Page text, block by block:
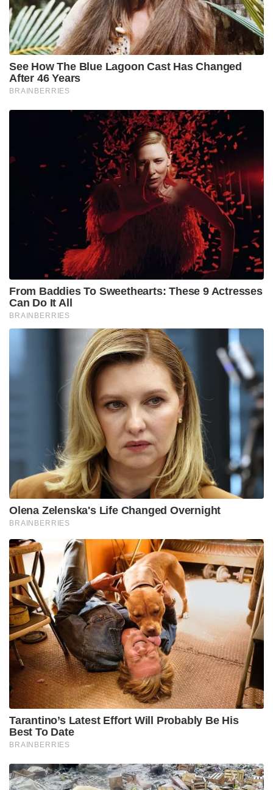
രാജ്യത്തെ മറ്റൊരു വിദ്യാഭ്യാസ സ്ഥാപനത്തിലും
പ്രവേശനം നൽകരുതെന്നും റിപ്പോർട്ടിൽ
ശുപാർശയുണ്ട്.
ഉദ്യോഗസ്ഥർക്കെതിരെയും ആരോപണം
കേസുമായി ബന്ധപ്പെട്ട് സർവകലാശാലയിലെ ചില
ഉന്നത ഉദ്യോഗസ്ഥർക്കെതിരെയും ഗുരുതരമായ
ആരോപണങ്ങൾ നിലനിൽക്കുന്നു. വൈസ്
ചാൻസലറുടെ പ്രൈവറ്റ് സെക്രട്ടറിയും നിയമവിഭാഗം
മേധാവിയുമായിരുന്ന ഒരൂ ഉദ്യോഗസ്ഥ, കേസിൽ
ഉൾപ്പെട്ട സ്വന്തം മകന്റെ ശിക്ഷ റദ്ദാക്കാൻ ഔദ്യോഗിക
പദവി ദുരുപയോഗം ചെയ്തതായി ആരോപണമുണ്ട്.
ഇവർക്കെതിരെ നടപടിയെടുക്കുന്നതിന് പകരം
സ്ഥാനക്കയറ്റം നൽകി നിയമിച്ചതായും റിപ്പോർട്ടുകൾ
പറയുന്നു. കോളേജ് ഡീനിന്റെയും അസിസ്റ്റന്റ്
വാർഡന്റെയും പങ്കന്വേഷിക്കാൻ നിയോഗിച്ച
സമിതിയുടെ റിപ്പോർട്ട് സർവകലാശാല
പരിഗണിച്ചില്ലെന്നും ആരോപണമുണ്ട്. കൂടാതെ, ആന്റി
റാഗിംഗ് കമ്മിറ്റി ചെയർമാനായ രജിസ്ട്രാർ,
ഹോസ്റ്റലുകളിൽ സുരക്ഷാ സംവിധാനങ്ങൾ
ഒരുക്കുന്നതിൽ വീഴ്ച വരുത്തിയെന്നും, രാഷ്ട്രീയ
സമ്മർദ്ദം മൂലം അദ്ദേഹത്തിന്റെ പങ്ക്
അന്വേഷിക്കപ്പെട്ടില്ലെന്നും സസ്പെൻഷനിലായ മറ്റ്
ഉദ്യോഗസ്ഥർ മൊഴി നൽകിയിട്ടുണ്ട്.
റാഗിംഗ് കേരളത്തിൽ
സിദ്ധാർത്ഥന്റെ ദാരുണമായ മരണം നടന്ന് ഒരു വർഷം
പിന്നിടുമ്പോൾ കഴിഞ്ഞ വർഷം മാത്രം കേരളത്തിൽ
47 റാഗിംഗ് കേസുകളാണ് റിപ്പോർട്ട് ചെയ്യപ്പെട്ടത്.
കഴിഞ്ഞ 20 വർഷത്തിനിടെ ഒരു റാഗിംഗ് കേസിൽ
മാത്രമാണ് പ്രതികൾ ശിക്ഷിക്കപ്പെട്ടതെന്ന വസ്തുത
ഇത്തരം ക്രൂരതകൾ ആവർത്തിക്കാൻ
പ്രേരണയാകുന്നു എന്ന് സാമൂഹ്യ നിരീക്ഷകർ
ചൂണ്ടിക്കാട്ടുന്നു. സിദ്ധാർത്ഥൻ കേസിൽ പ്രതികളെ
സർവകലാശാലയിൽ നിന്ന് പു റത്താക്കാൻ പോലും
ഒരു വർഷമെടുത്തു. ഏകമകൻ ഇല്ലാതെയായ ആ
കുടുംബത്തിന് ഇപ്പോഴും നീതി അകലെയാണ്. ഒരു
പ്രതിക്ക് പോലും ശിക്ഷ വാങ്ങിക്കൊടുക്കാൻ
ഇതുവരെ സർക്കാരിന് കഴിഞ്ഞിട്ടില്ല.
Tags: high court intervention sidhardh murder